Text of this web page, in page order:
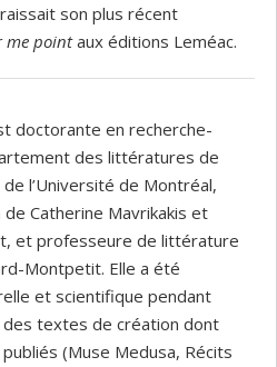
son plus récent
me pointaux éditions Leméac.
doctorante en recherche-
des littératures de
l’Université de Montréal,
Catherine Mavrikakis et
et professeure de littérature
Montpetit. Elle a été
et scientifique pendant
des textes de création dont
(Muse Medusa, Récits